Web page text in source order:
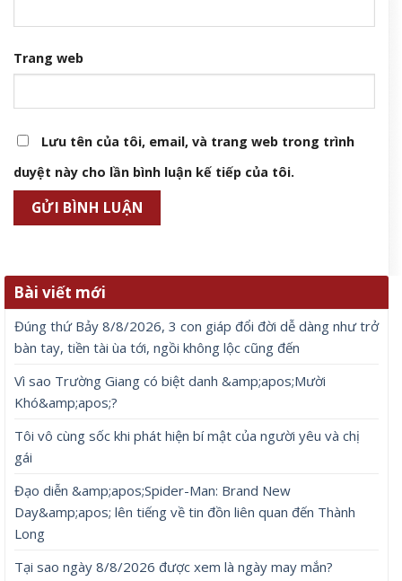
Trang web
Lưu tên của tôi, email, và trang web trong trình
duyệt này cho lần bình luận kế tiếp của tôi.
Bài viết mới
Đúng thứ Bảy 8/8/2026, 3 con giáp đổi đời dễ dàng như trở
bàn tay, tiền tài ùa tới, ngồi không lộc cũng đến
Vì sao Trường Giang có biệt danh &amp;apos;Mười
Khó&amp;apos;?
Tôi vô cùng sốc khi phát hiện bí mật của người yêu và chị
gái
Đạo diễn &amp;apos;Spider-Man: Brand New
Day&amp;apos; lên tiếng về tin đồn liên quan đến Thành
Long
Tại sao ngày 8/8/2026 được xem là ngày may mắn?